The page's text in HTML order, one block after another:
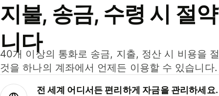
지불, 송금, 수령 시 절
니다
40개 이상의 통화로 송금, 지출, 정산 시 비용을
것을 하나의 계좌에서 언제든 이용할 수 있습니다.
전 세계 어디서든 편리하게 자금을 관리하세요.